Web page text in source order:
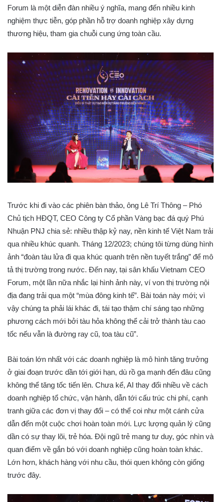
Forum là một diễn đàn nhiều ý nghĩa, mang đến nhiều kinh
nghiệm thực tiễn, góp phần hỗ trợ doanh nghiệp xây dựng
thương hiệu, tham gia chuỗi cung ứng toàn cầu.
Trước khi đi vào các phiên bàn thảo, ông Lê Trí Thông – Phó
Chủ tịch HĐQT, CEO Công ty Cổ phần Vàng bạc đá quý Phú
Nhuận PNJ chia sẻ: nhiều thập kỷ nay, nền kinh tế Việt Nam trải
qua nhiều khúc quanh. Tháng 12/2023; chúng tôi từng dùng hình
ảnh “đoàn tàu lửa đi qua khúc quanh trên nền tuyết trắng” để mô
tả thị trường trong nước. Đến nay, tại sân khấu Vietnam CEO
Forum, một lần nữa nhắc lại hình ảnh này, ví von thị trường nội
địa đang trải qua một “mùa đông kinh tế”. Bài toán này mới; vì
vậy chúng ta phải lái khác đi, tái tạo thậm chí sáng tạo những
phương cách mới bởi tàu hỏa không thể cải trở thành tàu cao
tốc nếu vẫn là đường ray cũ, toa tàu cũ”.
Bài toán lớn nhất với các doanh nghiệp là mô hình tăng trưởng
ở giai đoạn trước dần tới giới hạn, dù rồ ga mạnh đến đâu cũng
không thể tăng tốc tiến lên. Chưa kể, AI thay đổi nhiều về cách
doanh nghiệp tổ chức, vận hành, dẫn tới cấu trúc chi phí, cạnh
tranh giữa các đơn vị thay đổi – có thể coi như một cánh cửa
dẫn đến một cuộc chơi hoàn toàn mới. Lực lượng quản lý cũng
dần có sự thay lõi, trẻ hóa. Đội ngũ trẻ mang tư duy, góc nhìn và
quan điểm về gắn bó với doanh nghiệp cũng hoàn toàn khác.
Lớn hơn, khách hàng với nhu cầu, thói quen không còn giống
trước đây.